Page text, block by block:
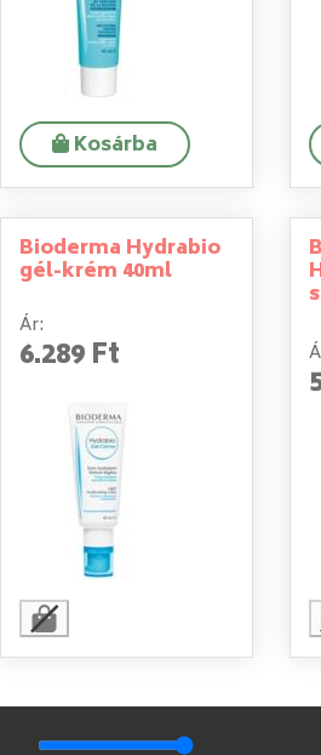
Kosárba
Bioderma Hydrabio
gél-krém 40ml
Ár:
6.289 Ft